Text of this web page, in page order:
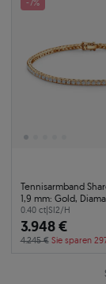
-7%
Tennisarmband
1,9 mm: Gold,
0.40 ct|SI2/H
3.948 €
4.245 € Sie sparen